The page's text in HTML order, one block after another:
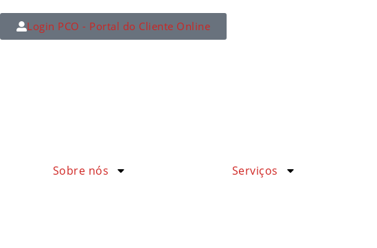
Login PCO - Portal do Cliente Online
Sobre nós Serviços